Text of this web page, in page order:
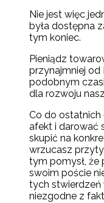
Nie jest więc
była dostępna
tym koniec.
Pieniądz
przynajmniej od
podobnym
dla rozwoju
Co do
afekt i darować
skupić na
wrzucasz
tym pomysł, że
swoim poście
tych stwierdzeń
niezgodne z